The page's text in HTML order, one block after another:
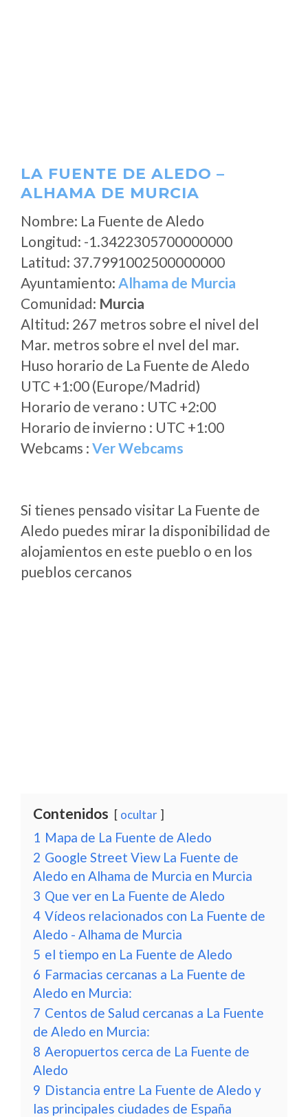
LA FUENTE DE ALEDO –
ALHAMA DE MURCIA
Nombre: La Fuente de Aledo
Longitud: -1.3422305700000000
Latitud: 37.7991002500000000
Ayuntamiento: Alhama de Murcia
Comunidad: Murcia
Altitud: 267 metros sobre el nivel del
Mar. metros sobre el nvel del mar.
Huso horario de La Fuente de Aledo
UTC +1:00 (Europe/Madrid)
Horario de verano : UTC +2:00
Horario de invierno : UTC +1:00
Webcams : Ver Webcams
Si tienes pensado visitar La Fuente de
Aledo puedes mirar la disponibilidad de
alojamientos en este pueblo o en los
pueblos cercanos
Contenidos ocultar
1 Mapa de La Fuente de Aledo
2 Google Street View La Fuente de
Aledo en Alhama de Murcia en Murcia
3 Que ver en La Fuente de Aledo
4 Vídeos relacionados con La Fuente de
Aledo - Alhama de Murcia
5 el tiempo en La Fuente de Aledo
6 Farmacias cercanas a La Fuente de
Aledo en Murcia:
7 Centos de Salud cercanas a La Fuente
de Aledo en Murcia:
8 Aeropuertos cerca de La Fuente de
Aledo
9 Distancia entre La Fuente de Aledo y
las principales ciudades de España